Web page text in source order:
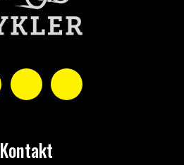
Kontakt